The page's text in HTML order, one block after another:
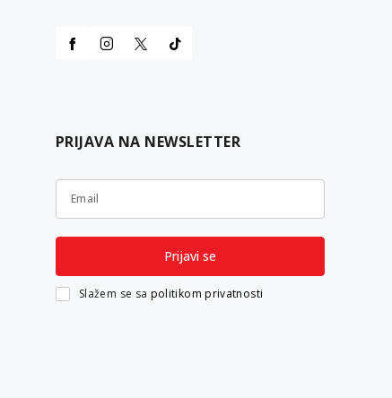
PRIJAVA NA NEWSLETTER
Email
Prijavi se
Slažem se sa politikom privatnosti